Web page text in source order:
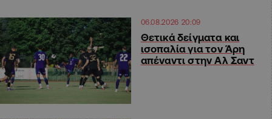
06.08.2026 20:09
Θετικά δείγματα και
ισοπαλία για τον Άρη
απέναντι στην Αλ Σαντ